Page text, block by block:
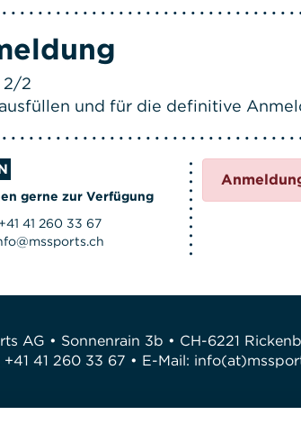
2/2
und für die definitive
gerne zur Verfügung
41 260 33 67
AG • Sonnenrain 3b • CH-6221
+41 41 260 33 67 • E-Mail: